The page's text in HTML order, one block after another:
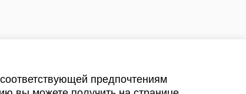
предпочтениям